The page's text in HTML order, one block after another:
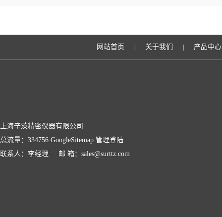
网站首页 关于我们 产品中心
上海辛茨精密仪器有限公司
总流量：334756 GoogleSitemap 管理登陆
联系人：李经理 邮 箱：sales@surttz.com